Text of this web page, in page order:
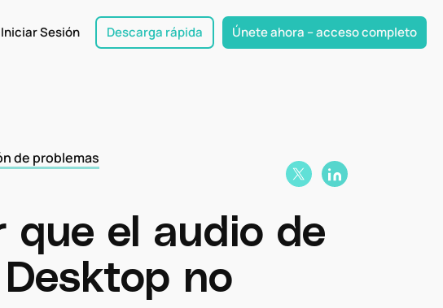
Iniciar Sesión Descarga rápida Únete ahora – acceso completo
de problemas
que el audio de
no